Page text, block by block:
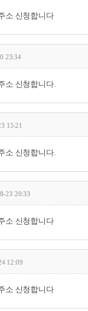
소 신청합니다
23:34
소 신청합니다.
15:21
소 신청합니다.
23 20:33
소 신청합니다
12:09
소 신청합니다